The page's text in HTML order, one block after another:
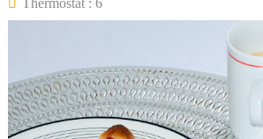
Thermostat : 6